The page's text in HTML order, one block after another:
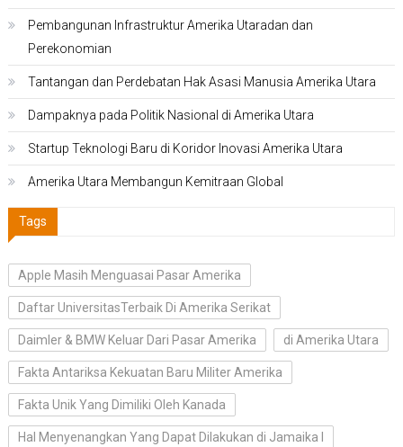
Pembangunan Infrastruktur Amerika Utaradan dan
Perekonomian
Tantangan dan Perdebatan Hak Asasi Manusia Amerika Utara
Dampaknya pada Politik Nasional di Amerika Utara
Startup Teknologi Baru di Koridor Inovasi Amerika Utara
Amerika Utara Membangun Kemitraan Global
Tags
Apple Masih Menguasai Pasar Amerika
Daftar UniversitasTerbaik Di Amerika Serikat
Daimler & BMW Keluar Dari Pasar Amerika di Amerika Utara
Fakta Antariksa Kekuatan Baru Militer Amerika
Fakta Unik Yang Dimiliki Oleh Kanada
Hal Menyenangkan Yang Dapat Dilakukan di Jamaika I